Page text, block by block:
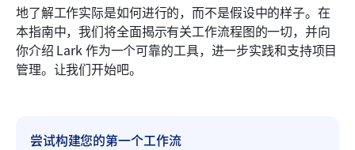
地了解工作实际是如何进行的，而不是假设中的样子。在
本指南中，我们将全面揭示有关工作流程图的一切，并向
你介绍 Lark 作为一个可靠的工具，进一步实践和支持项目
管理。让我们开始吧。
尝试构建您的第一个工作流
常见问题
相关阅读